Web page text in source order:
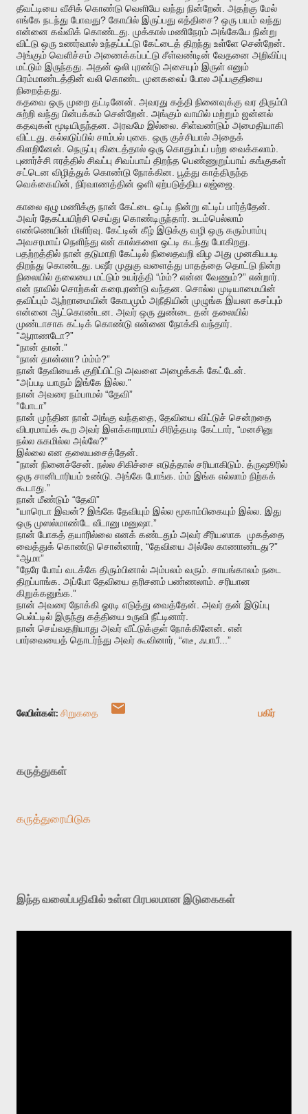
தீவட்டியை வீசிக் கொண்டு வெளியே வந்து நின்றேன் அதற்கு மேல்
எங்கே நடந்து போவது? கோயில் இருப்பது எத்திசை? ஒரு பயம் வந்து
என்னை கவ்விக் கொண்டது முக்கால் மணிநேரம் அங்கேயே நின்று
விட்டு ஒரு உணர்வால் உந்தப்பட்டு கேட்டைத் திறந்து உள்ளே சென்றேன்
அங்கும் வெளிச்சம் அணைக்கப்பட்டு சீள்வண்டின் வேதனை அறிவிப்பு
மட்டும் இருந்தது அதன் ஒலி புரண்டு அசையும் இருள் எனும்
பிரம்மாண்டத்தின் வலி கொண்ட முனகலைப் போல அப்பகுதியை
நிறைத்தது
கதவை ஒரு முறை தட்டினேன் அவரது கத்தி நினைவுக்கு வர திரும்பி
சுற்றி வந்து பின்பக்கம் சென்றேன் அங்கும் வாயில் மற்றும் ஜன்னல்
கதவுகள் மூடியிருந்தன அரவமே இல்லை சிள்வண்டும் அமைதியாகி
விட்டது கல்லடுப்பில் சாம்பல் புகை ஒரு குச்சியால் அதைக்
கிளறினேன் நெருப்பு கிடைத்தால் ஒரு கொதும்பப் பற்ற வைக்கலாம்
புணர்ச்சி ஈரத்தில் சிவப்பு சிவப்பாய் திறந்த பெண்ணுறுப்பாய் கங்குகள்
சட்டென விழித்துக் கொண்டு நோக்கின பூத்து காத்திருந்த
வெக்கையின் நிர்வாணத்தின் ஒளி ஏற்படுத்திய லஜ்ஜை
காலை ஏழு மணிக்கு நான் கேட்டை ஒட்டி நின்று எட்டிப் பார்த்தேன்
அவர் தேகப்பயிற்சி செய்து கொண்டிருந்தார் உடம்பெல்லாம்
எண்ணெயின் மிளிர்வு கேட்டின் கீழ் இடுக்கு வழி ஒரு கரும்பாம்பு
அவசரமாய் நெளிந்து என் கால்களை ஒட்டி கடந்து போகிறது
பதற்றத்தில் நான் தடுமாறி கேட்டில் நிலைதவறி விழ அது முனகியபடி
திறந்து கொண்டது பஷீர் முதுகு வளைத்து பாதத்தை தொட்டு நின்ற
நிலையில் தலையை மட்டும் உயர்த்தி “ம்ம்? என்ன வேணும்?” என்றார்
என் நாவில் சொற்கள் கரைபுரண்டு வந்தன சொல்ல முடியாமையின்
தவிப்பும் ஆற்றாமையின் கோபமும் அநீதியின் முழுங்க இயலா கசப்பும்
என்னை ஆட்கொண்டன அவர் ஒரு துண்டை தன் தலையில்
முண்டாசாக கட்டிக் கொண்டு என்னை நோக்கி வந்தார்
“ஆராணடோ?”
“நான் தான் .”
“நான் தான்னா? ம்ம்ம்?”
நான் தேவியைக் குறிப்பிட்டு அவளை அழைக்கக் கேட்டேன்
“அப்படி யாரும் இங்கே இல்ல .”
நான் அவரை நம்பாமல் “தேவி”
“போடா”
நான் முந்தின நாள் அங்கு வந்ததை தேவியை விட்டுச் சென்றதை
விபரமாய்க் கூற அவர் இளக்காரமாய் சிரித்தபடி கேட்டார் , “மனசினு
நல்ல சுகமில்ல அல்லே?”
இல்லை என தலையசைத்தேன்
“நான் நினைச்சேன் நல்ல சிகிச்சை எடுத்தால் சரியாகிடும் த்ருஷூரில்
ஒரு சானிடாரியம் உண்டு அங்கே போங்க ம்ம் இங்க எல்லாம் நிற்கக்
கூடாது .”
நான் மீண்டும் “தேவி”
“யாரெடா இவன்? இங்கே தேவியும் இல்ல மூகாம்பிகையும் இல்ல இது
ஒரு முஸல்மாண்டே வீடானு மனுஷா .”
நான் போகத் தயாரில்லை எனக் கண்டதும் அவர் சீரியஸாக முகத்தை
வைத்துக் கொண்டு சொன்னார் , “தேவியை அல்லே காணாண்டது?”
“ஆமா”
“நேரே போய் வடக்கே திரும்பினால் அம்பலம் வரும் சாயங்காலம் நடை
திறப்பாங்க அப்போ தேவியை தரிசனம் பண்ணலாம் சரியான
கிறுக்கனுங்க .”
நான் அவரை நோக்கி ஓரடி எடுத்து வைத்தேன் அவர் தன் இடுப்பு
பெல்ட்டில் இருந்து கத்தியை உருவி நீட்டினார்
நான் செய்வதறியாது அவர் வீட்டுக்குள் நோக்கினேன் என்
பார்வையைத் தொடர்ந்து அவர் கூவினார் , “எடீ ஃபாபீ...”
லேபிள்கள்: சிறுகதை பகிர்
கருத்துகள்
கருத்துரையிடுக
இந்த வலைப்பதிவில் உள்ள பிரபலமான இடுகைகள்